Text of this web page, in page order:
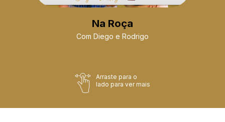
Na Roça
Com Diego e Rodrigo
Arraste para o
lado para ver mais